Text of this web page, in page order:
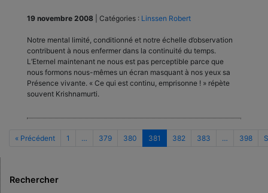
19 novembre 2008 Catégories : Linssen Robert
Notre mental limité, conditionné et notre échelle d’observation
contribuent à nous enfermer dans la continuité du temps.
L’Eternel maintenant ne nous est pas perceptible parce que
nous formons nous-mêmes un écran masquant à nos yeux sa
Présence vivante. « Ce qui est continu, emprisonne ! » répète
souvent Krishnamurti.
« Précédent 1 … 379 380 381 382 383 … 398
Rechercher